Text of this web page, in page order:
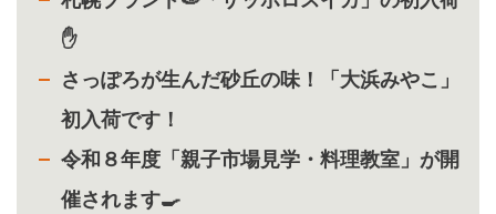
✋
さっぽろが生んだ砂丘の味！「大浜みやこ」
初入荷です！
令和８年度「親子市場見学・料理教室」が開
催されます🍳